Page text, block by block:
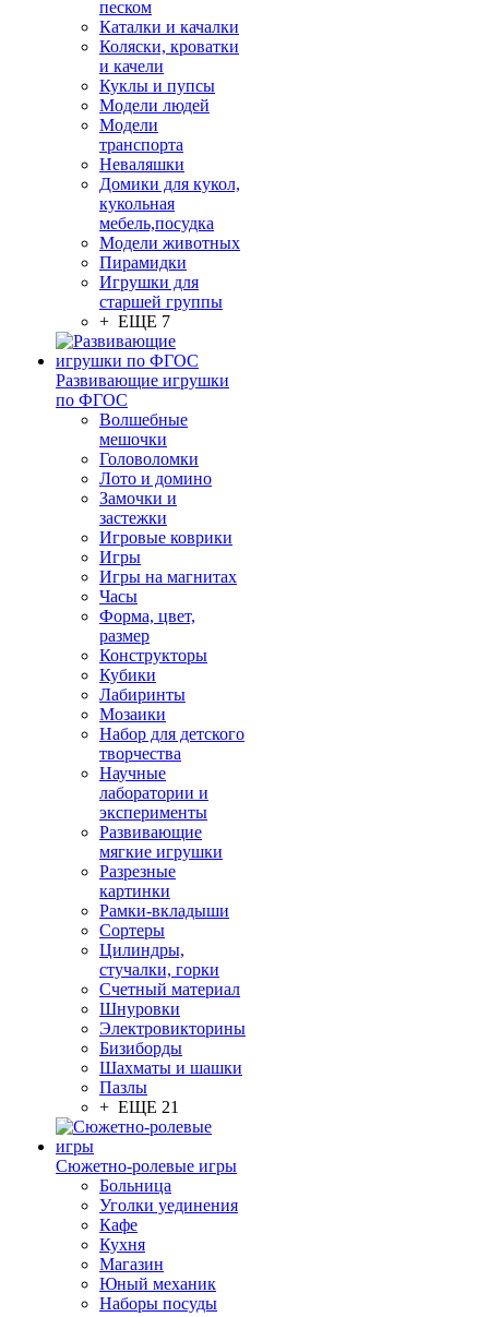
песком
Каталки и качалки
Коляски, кроватки
и качели
Куклы и пупсы
Модели людей
Модели
транспорта
Неваляшки
Домики для кукол,
кукольная
мебель,посудка
Модели животных
Пирамидки
Игрушки для
старшей группы
+ ЕЩЕ 7
Развивающие игрушки
по ФГОС
Волшебные
мешочки
Головоломки
Лото и домино
Замочки и
застежки
Игровые коврики
Игры
Игры на магнитах
Часы
Форма, цвет,
размер
Конструкторы
Кубики
Лабиринты
Мозаики
Набор для детского
творчества
Научные
лаборатории и
эксперименты
Развивающие
мягкие игрушки
Разрезные
картинки
Рамки-вкладыши
Сортеры
Цилиндры,
стучалки, горки
Счетный материал
Шнуровки
Электровикторины
Бизиборды
Шахматы и шашки
Пазлы
+ ЕЩЕ 21
Сюжетно-ролевые игры
Больница
Уголки уединения
Кафе
Кухня
Магазин
Юный механик
Наборы посуды